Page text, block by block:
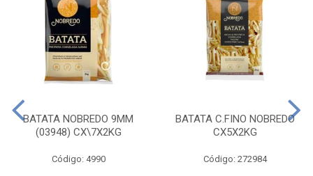
BATATA NOBREDO 9MM
(03948) CX\7X2KG
Código: 4990
BATATA C.FINO NOBREDO
CX5X2KG
Código: 272984